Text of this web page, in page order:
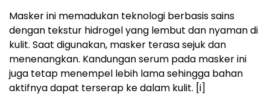
Masker ini memadukan teknologi berbasis sains
dengan tekstur hidrogel yang lembut dan nyaman di
kulit. Saat digunakan, masker terasa sejuk dan
menenangkan. Kandungan serum pada masker ini
juga tetap menempel lebih lama sehingga bahan
aktifnya dapat terserap ke dalam kulit. [i]